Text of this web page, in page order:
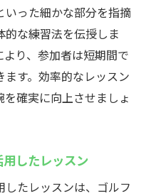
った細かな部分を指摘
的な練習法を伝授しま
り、参加者は短期間で
す。効率的なレッスン
確実に向上させましょ
したレッスン
たレッスンは、ゴルフ